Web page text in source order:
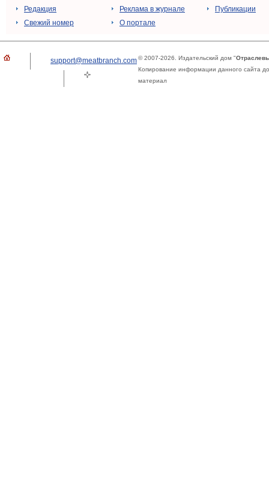
Редакция
Свежий номер
Реклама в журнале
О портале
Публикации
support@meatbranch.com© 2007-2026. Издательский дом "
Копирование информации данного сайта
материал